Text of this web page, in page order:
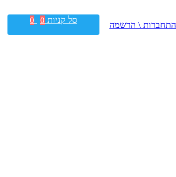
התחברות \ הרשמה סל קניות 0
0